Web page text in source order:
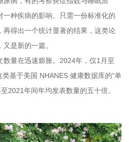
种疾病的影响。只需一份标准化的
再得出一个统计显著的结果，这类论
是新的一篇。
数量在迅速膨胀。2024年，仅1月至
基于美国 NHANES 健康数据库的“单
2021年间年均发表数量的五十倍。